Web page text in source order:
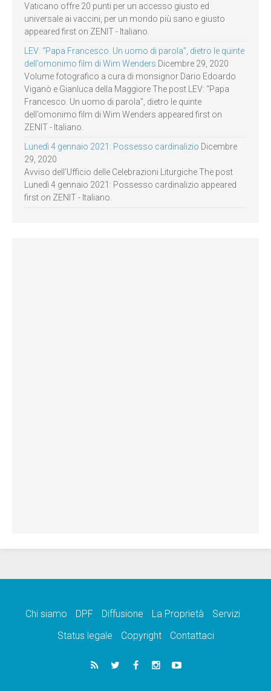
Vaticano offre 20 punti per un accesso giusto ed
universale ai vaccini, per un mondo più sano e giusto
appeared first on ZENIT - Italiano.
LEV: “Papa Francesco. Un uomo di parola”, dietro le quinte
dell’omonimo film di Wim Wenders Dicembre 29, 2020
Volume fotografico a cura di monsignor Dario Edoardo
Viganò e Gianluca della Maggiore The post LEV: “Papa
Francesco. Un uomo di parola”, dietro le quinte
dell’omonimo film di Wim Wenders appeared first on
ZENIT - Italiano.
Lunedì 4 gennaio 2021: Possesso cardinalizio Dicembre
29, 2020
Avviso dell’Ufficio delle Celebrazioni Liturgiche The post
Lunedì 4 gennaio 2021: Possesso cardinalizio appeared
first on ZENIT - Italiano.
Chi siamo DPF Diffusione La Proprietà
Servizi
Status legale
Copyright Contattaci